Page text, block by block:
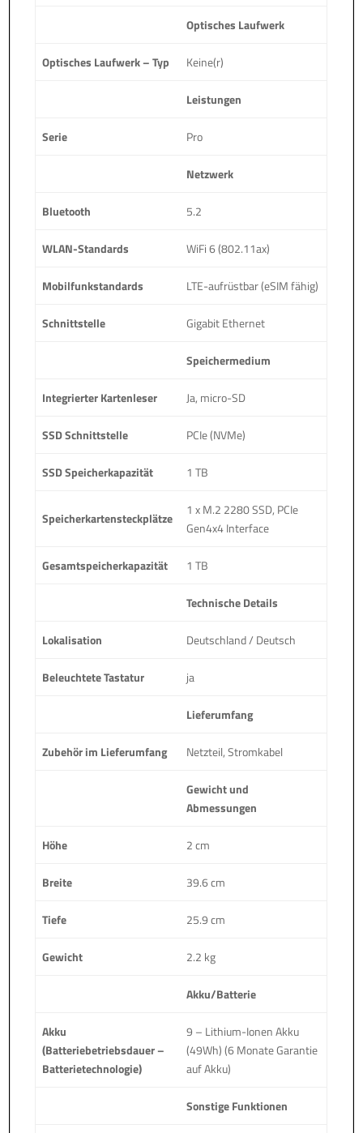
Optisches Laufwerk
Optisches Laufwerk – Typ Keine(r)
Leistungen
Serie Pro
Netzwerk
Bluetooth 5.2
WLAN-Standards WiFi 6 (802.11ax)
Mobilfunkstandards LTE-aufrüstbar (eSIM fähig)
Schnittstelle Gigabit Ethernet
Speichermedium
Integrierter Kartenleser Ja, micro-SD
SSD Schnittstelle PCIe (NVMe)
SSD Speicherkapazität 1 TB
Speicherkartensteckplätze
1 x M.2 2280 SSD, PCIe
Gen4x4 Interface
Gesamtspeicherkapazität 1 TB
Technische Details
Lokalisation Deutschland / Deutsch
Beleuchtete Tastatur ja
Lieferumfang
Zubehör im Lieferumfang Netzteil, Stromkabel
Gewicht und
Abmessungen
Höhe 2 cm
Breite 39.6 cm
Tiefe 25.9 cm
Gewicht 2.2 kg
Akku/Batterie
Akku
(Batteriebetriebsdauer –
Batterietechnologie)
9 – Lithium-Ionen Akku
(49Wh) (6 Monate Garantie
auf Akku)
Sonstige Funktionen